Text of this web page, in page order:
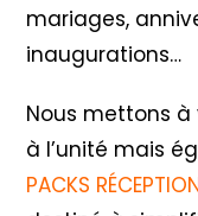
mariages,
inaugurations…
Nous mettons
à l’unité mais
PACKS